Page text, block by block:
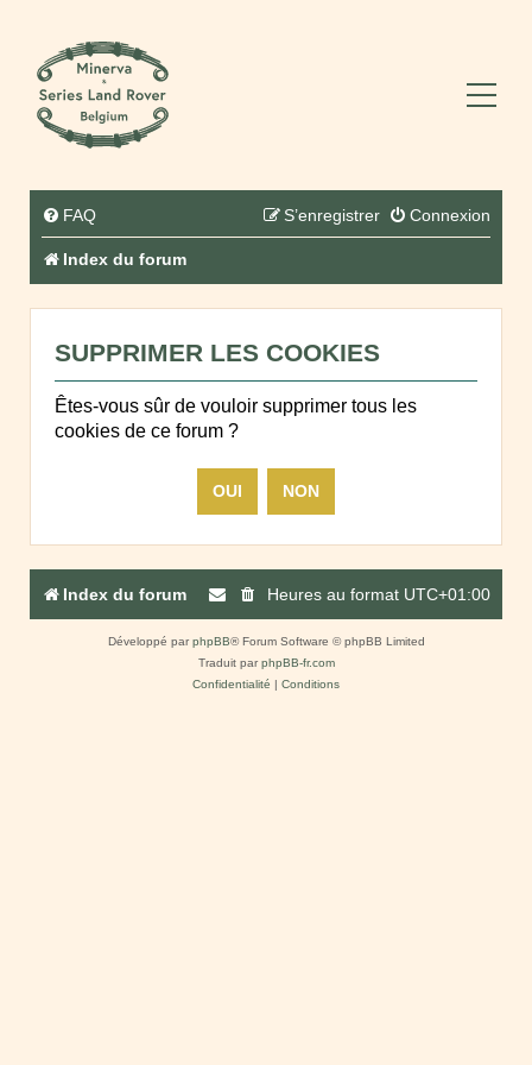
FAQ Connexion
S’enregistrer
Index du forum
SUPPRIMER LES COOKIES
Êtes-vous sûr de vouloir supprimer tous les
cookies de ce forum ?
Index du forum Heures au format UTC+01:00
Développé parphpBB® Forum Software © phpBB Limited
Traduit parphpBB-fr.com
Confidentialité | Conditions